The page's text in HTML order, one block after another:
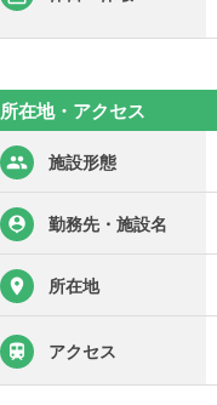
所在地・アクセス
施設形態
勤務先・施設名
所在地
アクセス